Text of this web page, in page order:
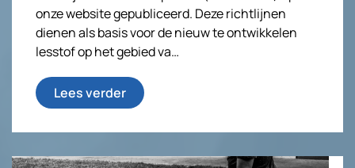
onze website gepubliceerd. Deze richtlijnen
dienen als basis voor de nieuw te ontwikkelen
lesstof op het gebied va…
Lees verder